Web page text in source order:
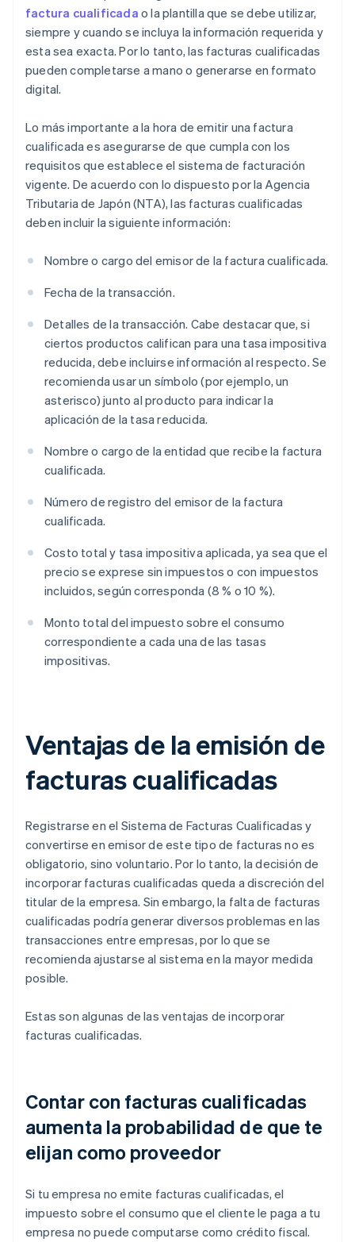
factura cualificada o la plantilla que se debe utilizar,
siempre y cuando se incluya la información requerida y
esta sea exacta. Por lo tanto, las facturas cualificadas
pueden completarse a mano o generarse en formato
digital.
Lo más importante a la hora de emitir una factura
cualificada es asegurarse de que cumpla con los
requisitos que establece el sistema de facturación
vigente. De acuerdo con lo dispuesto por la Agencia
Tributaria de Japón (NTA), las facturas cualificadas
deben incluir la siguiente información:
Nombre o cargo del emisor de la factura cualificada.
Fecha de la transacción.
Detalles de la transacción. Cabe destacar que, si
ciertos productos califican para una tasa impositiva
reducida, debe incluirse información al respecto. Se
recomienda usar un símbolo (por ejemplo, un
asterisco) junto al producto para indicar la
aplicación de la tasa reducida.
Nombre o cargo de la entidad que recibe la factura
cualificada.
Número de registro del emisor de la factura
cualificada.
Costo total y tasa impositiva aplicada, ya sea que el
precio se exprese sin impuestos o con impuestos
incluidos, según corresponda (8 % o 10 %).
Monto total del impuesto sobre el consumo
correspondiente a cada una de las tasas
impositivas.
Ventajas de la emisión de
facturas cualificadas
Registrarse en el Sistema de Facturas Cualificadas y
convertirse en emisor de este tipo de facturas no es
obligatorio, sino voluntario. Por lo tanto, la decisión de
incorporar facturas cualificadas queda a discreción del
titular de la empresa. Sin embargo, la falta de facturas
cualificadas podría generar diversos problemas en las
transacciones entre empresas, por lo que se
recomienda ajustarse al sistema en la mayor medida
posible.
Estas son algunas de las ventajas de incorporar
facturas cualificadas.
Contar con facturas cualificadas
aumenta la probabilidad de que te
elijan como proveedor
Si tu empresa no emite facturas cualificadas, el
impuesto sobre el consumo que el cliente le paga a tu
empresa no puede computarse como crédito fiscal.